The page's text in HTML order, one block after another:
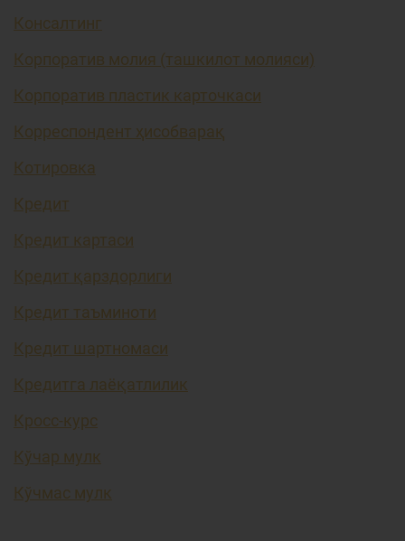
Консалтинг
Корпоратив молия (ташкилот молияси)
Корпоратив пластик карточкаси
Корреспондент ҳисобварақ
Котировка
Кредит
Кредит картаси
Кредит қарздорлиги
Кредит таъминоти
Кредит шартномаси
Кредитга лаёқатлилик
Кросс-курс
Кўчар мулк
Кўчмас мулк